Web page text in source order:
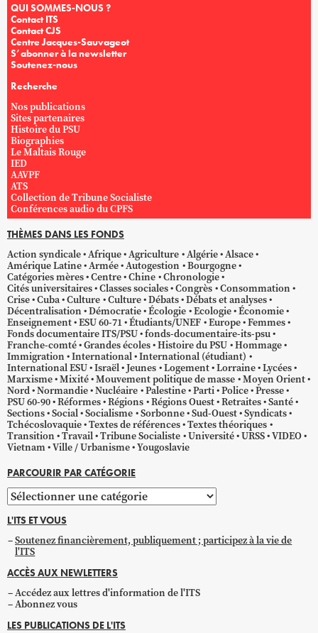
QUI SOMMES-NOUS ?
Contact ITS
Contact CJS
Centre Jacques-Sauvageot
S’abonner à la newsletter
Soutenez-nous
Recherche
Nos publications
Sites partenaires
Histoire du PSU
Biographies
Le Maltais Rouge
IED
AAVPF
ATS
Collection de Tribune Socialiste
Conférences audio du CPFS
THÈMES DANS LES FONDS
Action syndicale Afrique Agriculture Algérie Alsace
Amérique Latine Armée Autogestion
Bourgogne
Catégories mères Centre Chine Chronologie
Cités universitaires Classes sociales Congrès Consommation
Crise Cuba Culture Culture Débats Débats et analyses
Décentralisation Démocratie Écologie Ecologie Économie
Enseignement ESU 60-71 Étudiants/UNEF Europe Femmes
Fonds documentaire ITS/PSU fonds-documentaire-its-psu
Franche-comté Grandes écoles Histoire du PSU Hommage
Immigration International International (étudiant)
International ESU Israël Jeunes Logement Lorraine Lycées
Marxisme Mixité Mouvement politique de masse Moyen Orient
Nord Normandie Nucléaire Palestine Parti Police Presse
PSU 60-90 Réformes Régions Régions Ouest Retraites Santé
Sections Social Socialisme Sorbonne Sud-Ouest Syndicats
Tchécoslovaquie Textes de références Textes théoriques
Transition Travail Tribune Socialiste Université URSS VIDEO
Vietnam Ville / Urbanisme Yougoslavie
PARCOURIR PAR CATÉGORIE
Parcourir
par
catégorie
L'ITS ET VOUS
Soutenez financièrement, publiquement ; participez à la vie de
l'ITS
ACCÈS AUX NEWLETTERS
Accédez aux lettres d'information de l'ITS
Abonnez vous
LES PUBLICATIONS DE L'ITS